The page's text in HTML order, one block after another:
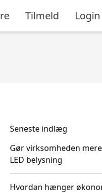
Tilmeld Login
Seneste indlæg
Gør virksomheden
LED belysning
Hvordan hænger